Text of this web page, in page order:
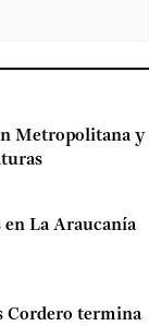
Metropolitana y
en La Araucanía
Cordero termina